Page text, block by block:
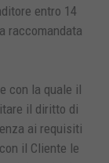
entro 14
raccomandata
con la quale il
il diritto di
ai requisiti
il Cliente le